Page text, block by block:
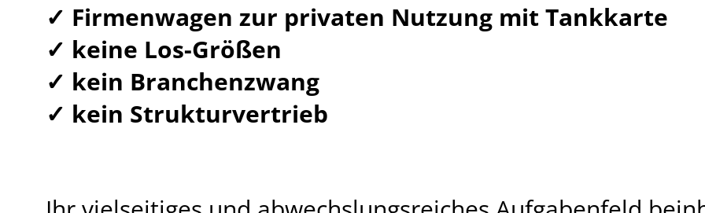
✓ Firmenwagen zur privaten Nutzung mit Tankkarte
✓ keine Los-Größen
✓ kein Branchenzwang
✓ kein Strukturvertrieb